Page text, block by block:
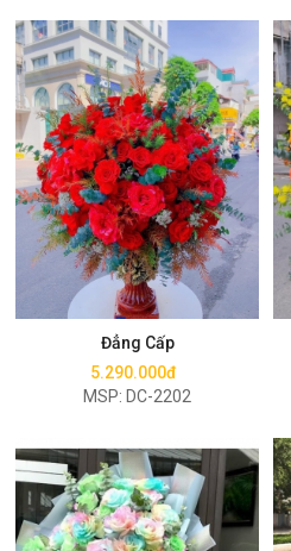
Đẳng Cấp
5.290.000đ
MSP: DC-2202
Mua ngay